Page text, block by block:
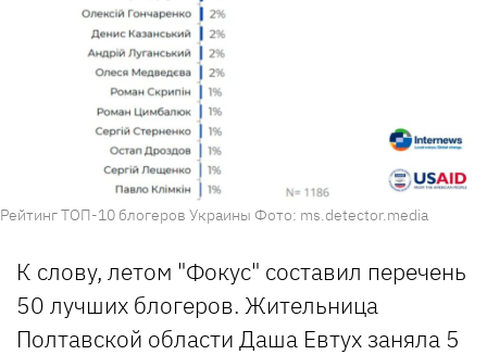
Рейтинг ТОП-10 блогеров Украины Фото: ms.detector.media
К слову, летом "Фокус" составил перечень
50 лучших блогеров. Жительница
Полтавской области Даша Евтух заняла 5